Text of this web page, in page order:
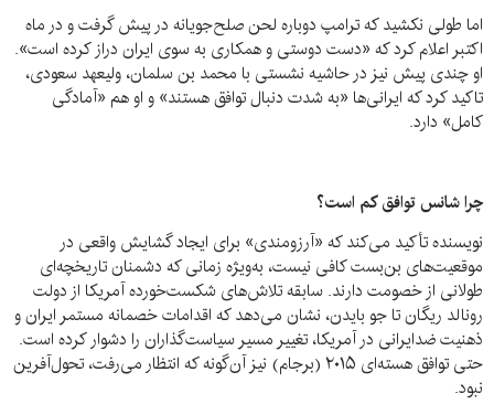
اما طولی نکشید که ترامپ دوباره لحن صلح‌جویانه در پیش گرفت و در ماه
اکتبر اعلام کرد که «دست دوستی و همکاری به سوی ایران دراز کرده است».
او چندی پیش نیز در حاشیه نشستی با محمد بن سلمان، ولیعهد سعودی،
تاکید کرد که ایرانی‌ها «به شدت دنبال توافق هستند» و او هم «آمادگی
کامل» دارد.
چرا شانس توافق کم است؟
نویسنده تأکید می‌کند که «آرزومندی» برای ایجاد گشایش‌ واقعی در
موقعیت‌های بن‌بست کافی نیست، به‌ویژه زمانی که دشمنان تاریخچه‌ای
طولانی از خصومت دارند. سابقه تلاش‌های شکست‌خورده آمریکا از دولت
رونالد ریگان تا جو بایدن، نشان می‌دهد که اقدامات خصمانه مستمر ایران و
ذهنیت ضدایرانی در آمریکا، تغییر مسیر سیاست‌گذاران را دشوار کرده است.
حتی توافق هسته‌ای ۲۰۱۵ (برجام) نیز آن‌گونه که انتظار می‌رفت، تحول‌آفرین
نبود.